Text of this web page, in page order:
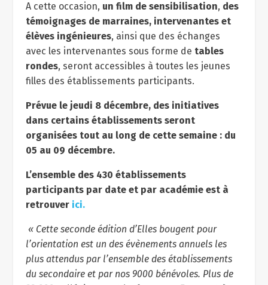
A cette occasion, un film de sensibilisation, des
témoignages de marraines, intervenantes et
élèves ingénieures, ainsi que des échanges
avec les intervenantes sous forme de tables
rondes, seront accessibles à toutes les jeunes
filles des établissements participants.
Prévue le jeudi 8 décembre, des initiatives
dans certains établissements seront
organisées tout au long de cette semaine : du
05 au 09 décembre.
L’ensemble des 430 établissements
participants par date et par académie est à
retrouver ici.
« Cette seconde édition d’Elles bougent pour
l’orientation est un des évènements annuels les
plus attendus par l’ensemble des établissements
du secondaire et par nos 9000 bénévoles. Plus de